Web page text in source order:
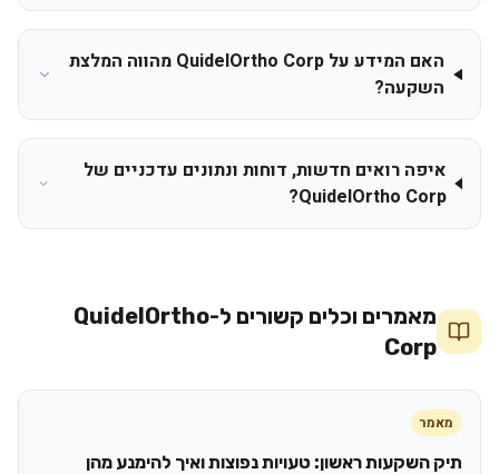
האם המידע על QuidelOrtho Corp מהווה המלצת
השקעה?
איפה רואים חדשות, דוחות ונתונים עדכניים של
QuidelOrtho Corp?
מאמרים וכלים קשורים ל-QuidelOrtho
Corp
מאמר
תיק השקעות ראשון: טעויות נפוצות ואיך להימנע מהן